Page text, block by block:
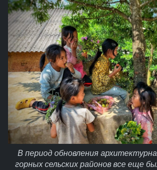
В период обновления
горных сельских районов все еще